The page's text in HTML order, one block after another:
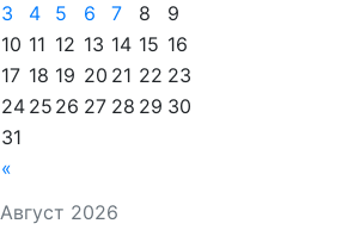
Август 2026
«
3
4 5 6 7 8
9
10 11 12 13 14 15 16
17 18 19 20 21 22 23
24 25 26 27 28 29 30
31